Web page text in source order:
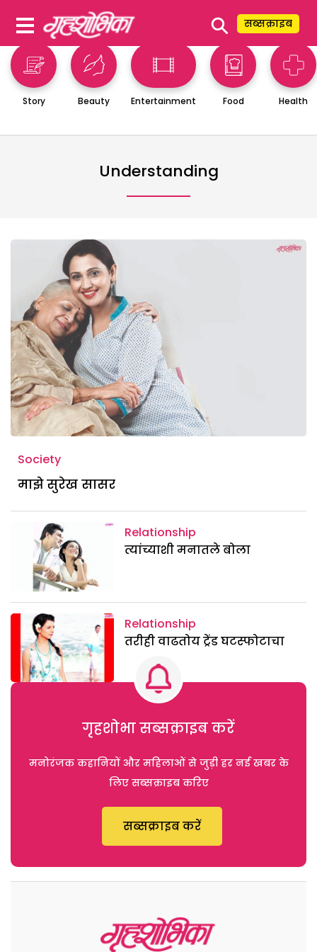
⚲ सब्सक्राइब
Story Beauty Entertainment Food Health
Understanding
Society
माझे सुरेख सासर
Relationship
त्यांच्याशी मनातले बोला
Relationship
तरीही वाढतोय ट्रेंड घटस्फोटाचा
गृहशोभा सब्सक्राइब करें
मनोरंजक कहानियों और महिलाओं से जुड़ी हर नई खबर के
लिए सब्सक्राइब करिए
सब्सक्राइब करें